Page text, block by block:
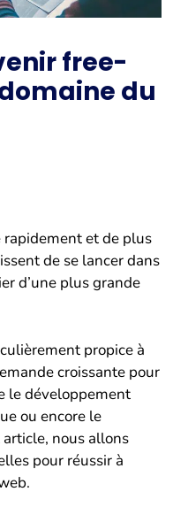
free-
du
et de plus
de se lancer dans
d’une plus grande
propice à
croissante pour
le développement
ou encore le
nous allons
pour réussir à